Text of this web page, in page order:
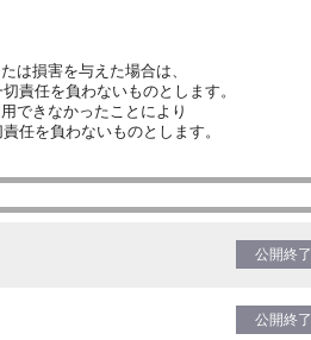
は損害を与えた場合は、
任を負わないものとします。
できなかったことにより
を負わないものとします。
公開終了
公開終了